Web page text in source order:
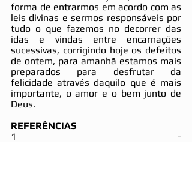
forma de entrarmos em acordo com as
leis divinas e sermos responsáveis por
tudo o que fazemos no decorrer das
idas e vindas entre encarnações
sucessivas, corrigindo hoje os defeitos
de ontem, para amanhã estamos mais
preparados para desfrutar da
felicidade através daquilo que é mais
importante, o amor e o bem junto de
Deus.
REFERÊNCIAS